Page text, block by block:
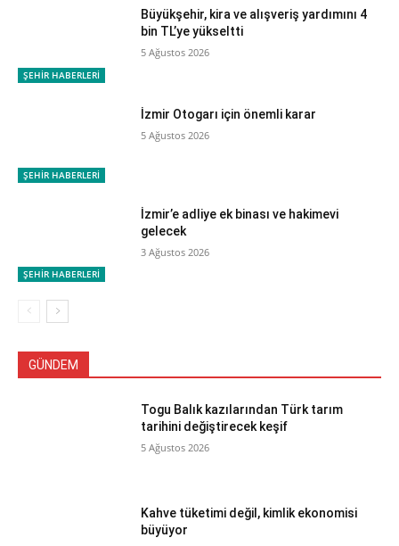
ŞEHİR HABERLERİ
Büyükşehir, kira ve alışveriş yardımını 4
bin TL’ye yükseltti
5 Ağustos 2026
ŞEHİR HABERLERİ
İzmir Otogarı için önemli karar
5 Ağustos 2026
ŞEHİR HABERLERİ
İzmir’e adliye ek binası ve hakimevi
gelecek
3 Ağustos 2026
GÜNDEM
Togu Balık kazılarından Türk tarım
tarihini değiştirecek keşif
5 Ağustos 2026
Kahve tüketimi değil, kimlik ekonomisi
büyüyor